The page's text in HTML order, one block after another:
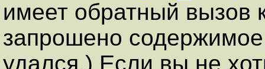
имеет обратный вызов
запрошено содержимое
удался.) Если вы не